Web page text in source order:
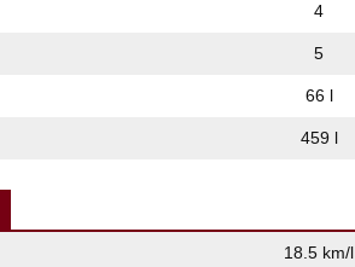
4
5
66 l
459 l
18.5 km/l